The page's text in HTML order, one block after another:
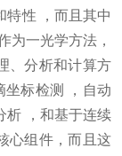
特性 ，而且其中
为一光学方法，
、分析和计算方
坐标检测 ，自动
析 ，和基于连续
心组件，而且这